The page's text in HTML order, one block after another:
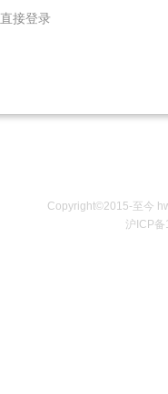
直接登录
Copyright©2015-至今
沪ICP